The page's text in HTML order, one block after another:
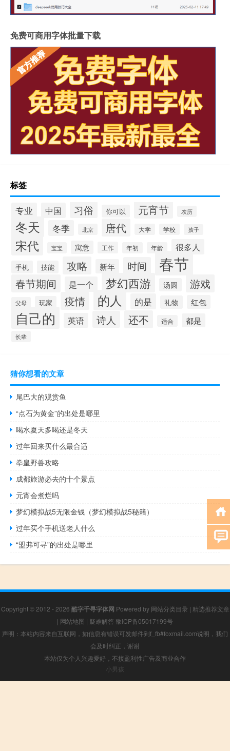
免费可商用字体批量下载
标签
专业 中国 习俗 你可以 元宵节 农历
冬天 冬季 北京 唐代 大学 学校 孩子
宋代 宝宝 寓意 工作 年初 年龄 很多人
手机 技能 攻略 新年 时间 春节
春节期间 是一个 梦幻西游 汤圆 游戏
父母 玩家 疫情 的人 的是 礼物 红包
自己的 英语 诗人 还不 适合 都是
长辈
猜你想看的文章
尾巴大的观赏鱼
“点石为黄金”的出处是哪里
喝水夏天多喝还是冬天
过年回来买什么最合适
拳皇野兽攻略
成都旅游必去的十个景点
元宵会煮烂吗
梦幻模拟战5无限金钱（梦幻模拟战5秘籍）
过年买个手机送老人什么
“盟弗可寻”的出处是哪里
Copyright © 2012 - 2026 酷字千寻字体网 Powered by 网站分类目录 | 精选推荐文章
| 网站地图 | 疑难解答 豫ICP备05017199号
声明：本站内容来自互联网，如信息有错误可发邮件到f_fb#foxmail.com说明，我们
会及时纠正，谢谢
本站仅为个人兴趣爱好，不接盈利性广告及商业合作
小男孩